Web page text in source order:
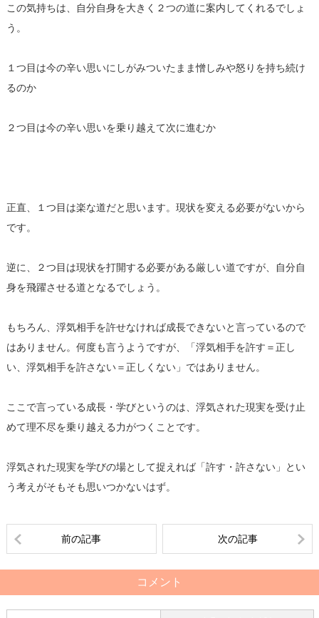
この気持ちは、自分自身を大きく２つの道に案内してくれるでしょ
う。
１つ目は今の辛い思いにしがみついたまま憎しみや怒りを持ち続け
るのか
２つ目は今の辛い思いを乗り越えて次に進むか
正直、１つ目は楽な道だと思います。現状を変える必要がないから
です。
逆に、２つ目は現状を打開する必要がある厳しい道ですが、自分自
身を飛躍させる道となるでしょう。
もちろん、浮気相手を許せなければ成長できないと言っているので
はありません。何度も言うようですが、「浮気相手を許す＝正し
い、浮気相手を許さない＝正しくない」ではありません。
ここで言っている成長・学びというのは、浮気された現実を受け止
めて理不尽を乗り越える力がつくことです。
浮気された現実を学びの場として捉えれば「許す・許さない」とい
う考えがそもそも思いつかないはず。
前の記事 次の記事
コメント